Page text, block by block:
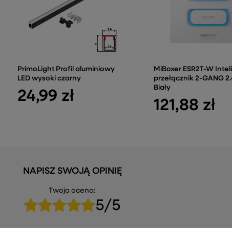
PrimoLight Profil aluminiowy
LED wysoki czarny
24,99 zł
MiBoxer ESR2T-W
przełącznik 2-GANG
Biały
121,88 zł
NAPISZ SWOJĄ OPINIĘ
Twoja ocena:
5/5